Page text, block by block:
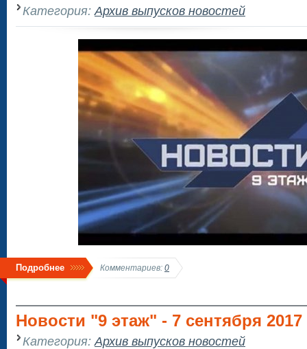
Категория: Архив выпусков новостей
Подробнее Комментариев: 0
Новости "9 этаж" - 7 сентября 2017
Категория: Архив выпусков новостей